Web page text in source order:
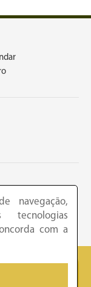
© todos os
navegação,
com a